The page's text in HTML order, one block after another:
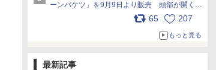
ーンバケツ」を9月9日より販売 頭部が開く仕
組み。味は恐怖を堪のう「味噌フレーバー」
65 207
もっと見る
最新記事